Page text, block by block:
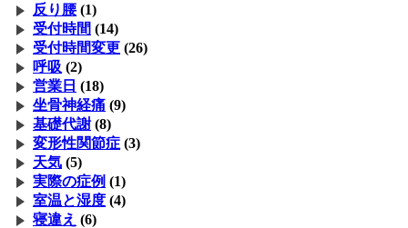
反り腰(1)
受付時間 (14)
受付時間変更 (26)
呼吸 (2)
営業日 (18)
坐骨神経痛 (9)
基礎代謝(8)
変形性関節症 (3)
天気 (5)
実際の症例 (1)
室温と湿度 (4)
寝違え (6)